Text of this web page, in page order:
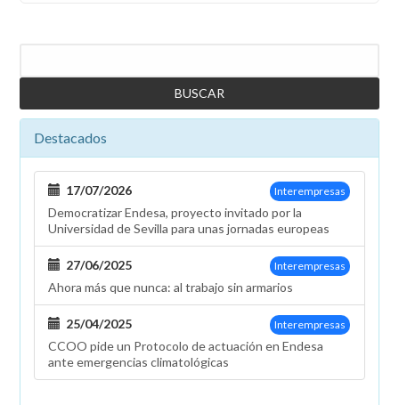
Destacados
Interempresas
17/07/2026
Democratizar Endesa, proyecto invitado por la
Universidad de Sevilla para unas jornadas europeas
Interempresas
27/06/2025
Ahora más que nunca: al trabajo sin armarios
Interempresas
25/04/2025
CCOO pide un Protocolo de actuación en Endesa
ante emergencias climatológicas